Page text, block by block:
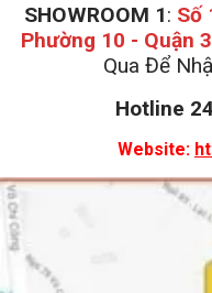
SHOWROOM 1: Số
Phường 10 - Quận
Qua Để
Hotline
Website: